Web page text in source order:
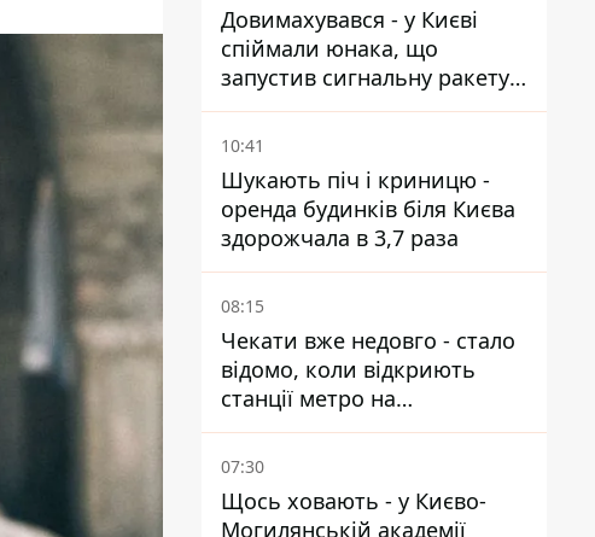
Довимахувався - у Києві
спіймали юнака, що
запустив сигнальну ракету,
аби потішити дівчат
10:41
Шукають піч і криницю -
оренда будинків біля Києва
здорожчала в 3,7 раза
08:15
Чекати вже недовго - стало
відомо, коли відкриють
станції метро на
Виноградарі
07:30
Щось ховають - у Києво-
Могилянській академії